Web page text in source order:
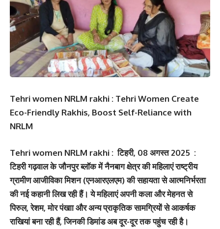
Tehri women NRLM rakhi : Tehri Women Create
Eco-Friendly Rakhis, Boost Self-Reliance with
NRLM
Tehri women NRLM rakhi : टिहरी, 08 अगस्त 2025 :
टिहरी गढ़वाल के जौनपुर ब्लॉक में नैनबाग क्षेत्र की महिलाएं राष्ट्रीय
ग्रामीण आजीविका मिशन (एनआरएलएम) की सहायता से आत्मनिर्भरता
की नई कहानी लिख रही हैं। ये महिलाएं अपनी कला और मेहनत से
पिरुल, रेशम, मोर पंखाा और अन्य प्राकृतिक सामग्रियों से आकर्षक
राखियां बना रही हैं, जिनकी डिमांड अब दूर-दूर तक पहुंच रही है।